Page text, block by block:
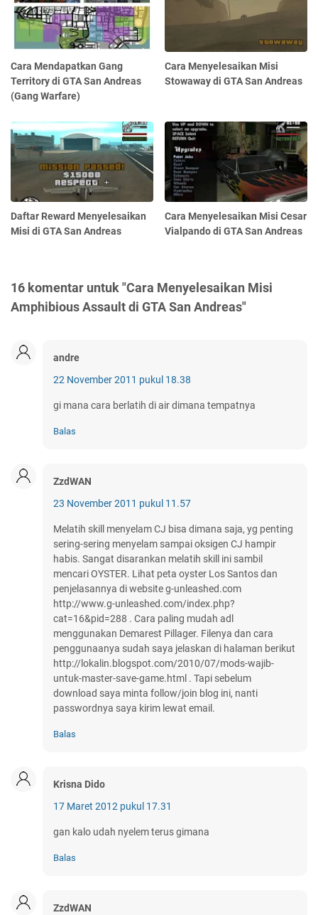
Cara Mendapatkan Gang
Territory di GTA San Andreas
(Gang Warfare)
Cara Menyelesaikan Misi
Stowaway di GTA San Andreas
Daftar Reward Menyelesaikan
Misi di GTA San Andreas
Cara Menyelesaikan Misi Cesar
Vialpando di GTA San Andreas
16 komentar untuk "Cara Menyelesaikan Misi
Amphibious Assault di GTA San Andreas"
andre
22 November 2011 pukul 18.38
gi mana cara berlatih di air dimana tempatnya
Balas
ZzdWAN
23 November 2011 pukul 11.57
Melatih skill menyelam CJ bisa dimana saja, yg penting
sering-sering menyelam sampai oksigen CJ hampir
habis. Sangat disarankan melatih skill ini sambil
mencari OYSTER. Lihat peta oyster Los Santos dan
penjelasannya di website g-unleashed.com
http://www.g-unleashed.com/index.php?
cat=16&pid=288 . Cara paling mudah adl
menggunakan Demarest Pillager. Filenya dan cara
penggunaanya sudah saya jelaskan di halaman berikut
http://lokalin.blogspot.com/2010/07/mods-wajib-
untuk-master-save-game.html . Tapi sebelum
download saya minta follow/join blog ini, nanti
passwordnya saya kirim lewat email.
Balas
Krisna Dido
17 Maret 2012 pukul 17.31
gan kalo udah nyelem terus gimana
Balas
ZzdWAN